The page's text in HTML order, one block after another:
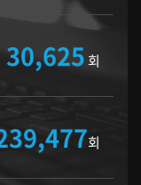
30,625 회
회